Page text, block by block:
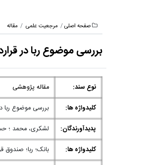
صفحه اصلی مرجعیت علمی مقاله
بررسی موضوع ربا در
نوع سند:
مقاله پژوهشی
کلیدواژه ها:
بررسی موضوع ربا
پدیدآورندگان:
لشکری، محمد ؛
کلیدواژه ها:
بانک؛ ربا؛